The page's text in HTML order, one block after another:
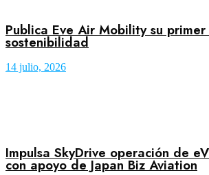
Publica Eve Air Mobility su
sostenibilidad
14 julio, 2026
Impulsa SkyDrive operación de
con apoyo de Japan Biz Aviation